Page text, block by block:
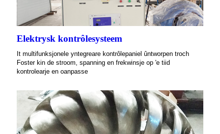
Elektrysk kontrôlesysteem
It multifunksjonele yntegreare kontrôlepaniel ûntworpen troch
Foster kin de stroom, spanning en frekwinsje op 'e tiid
kontrolearje en oanpasse